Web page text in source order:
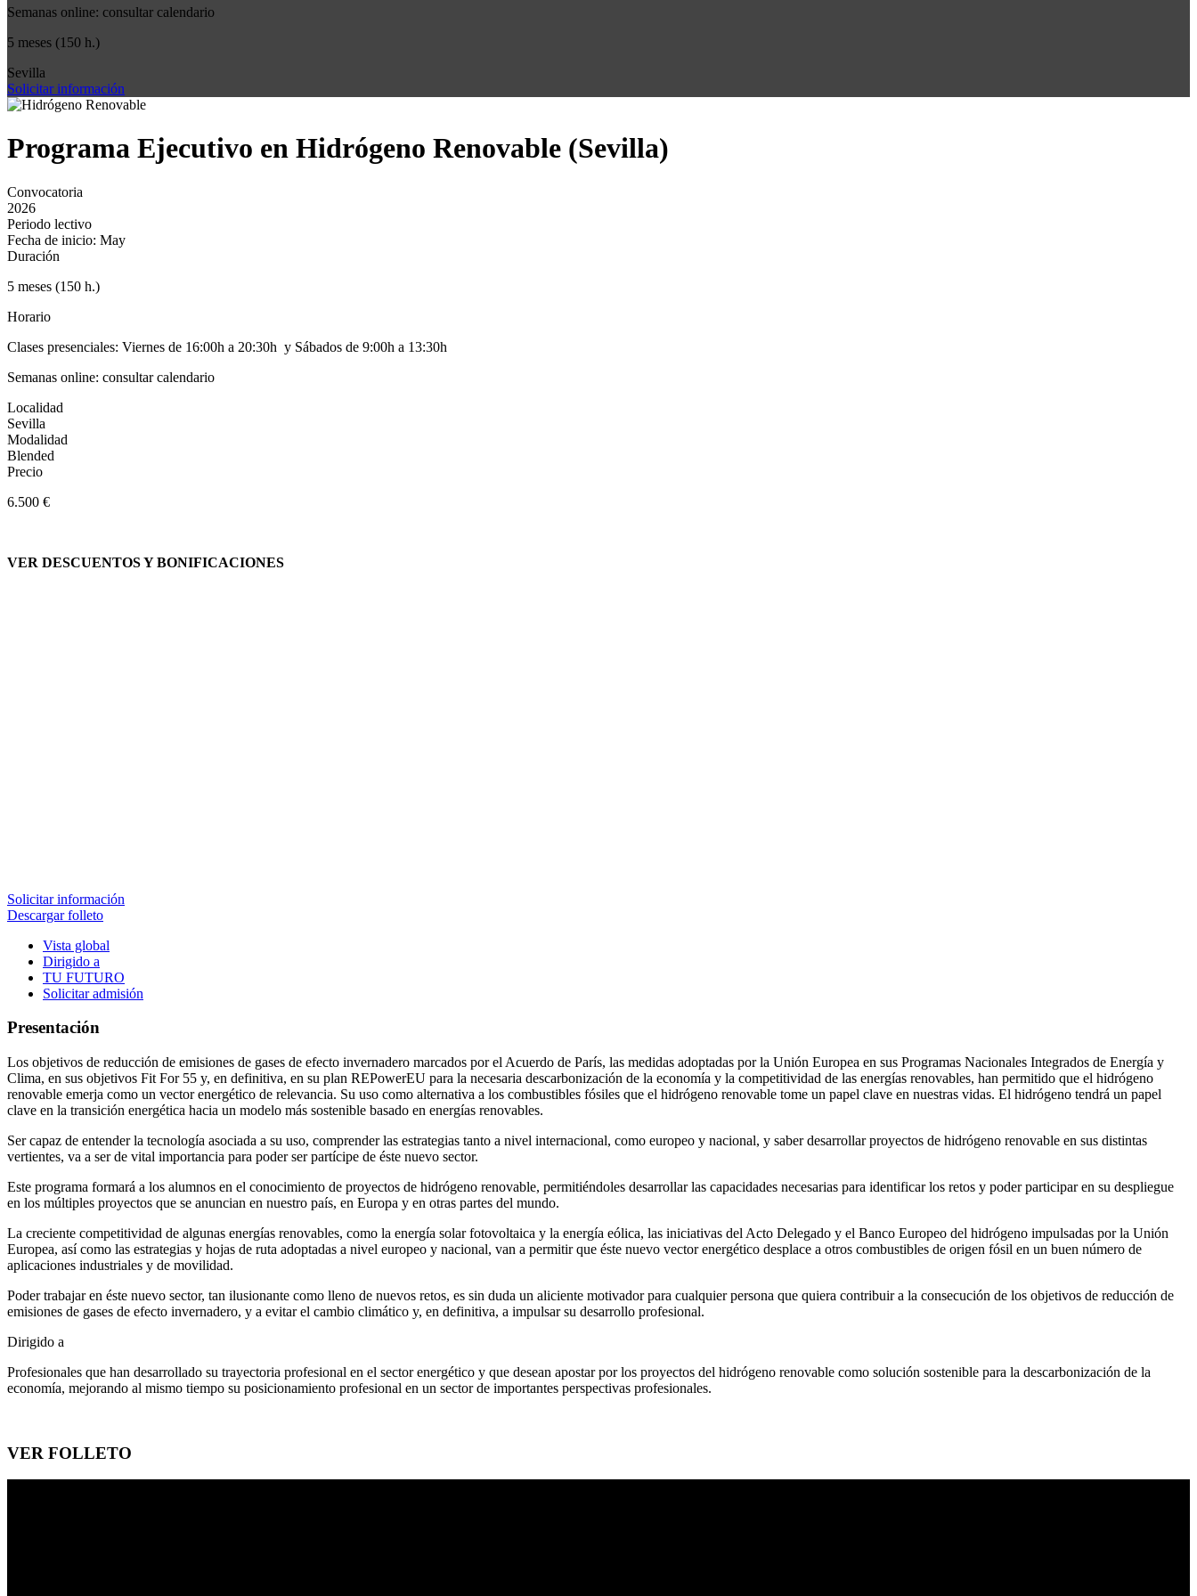
Semanas online: consultar calendario
5 meses (150 h.)
Sevilla
Solicitar información
Programa Ejecutivo en Hidrógeno Renovable (Sevilla)
Convocatoria
2026
Periodo lectivo
Fecha de inicio: May
Duración
5 meses (150 h.)
Horario
Clases presenciales: Viernes de 16:00h a 20:30h y Sábados de 9:00h a 13:30h
Semanas online: consultar calendario
Localidad
Sevilla
Modalidad
Blended
Precio
6.500 €
VER DESCUENTOS Y BONIFICACIONES
Solicitar información
Descargar folleto
Vista global
Dirigido a
TU FUTURO
Solicitar admisión
Presentación
Los objetivos de reducción de emisiones de gases de efecto invernadero marcados por el Acuerdo de París, las medidas adoptadas por la Unión Europea en sus Programas Nacionales Integrados de Energía y
Clima, en sus objetivos Fit For 55 y, en definitiva, en su plan REPowerEU para la necesaria descarbonización de la economía y la competitividad de las energías renovables, han permitido que el hidrógeno
renovable emerja como un vector energético de relevancia. Su uso como alternativa a los combustibles fósiles que el hidrógeno renovable tome un papel clave en nuestras vidas. El hidrógeno tendrá un papel
clave en la transición energética hacia un modelo más sostenible basado en energías renovables.
Ser capaz de entender la tecnología asociada a su uso, comprender las estrategias tanto a nivel internacional, como europeo y nacional, y saber desarrollar proyectos de hidrógeno renovable en sus distintas
vertientes, va a ser de vital importancia para poder ser partícipe de éste nuevo sector.
Este programa formará a los alumnos en el conocimiento de proyectos de hidrógeno renovable, permitiéndoles desarrollar las capacidades necesarias para identificar los retos y poder participar en su despliegue
en los múltiples proyectos que se anuncian en nuestro país, en Europa y en otras partes del mundo.
La creciente competitividad de algunas energías renovables, como la energía solar fotovoltaica y la energía eólica, las iniciativas del Acto Delegado y el Banco Europeo del hidrógeno impulsadas por la Unión
Europea, así como las estrategias y hojas de ruta adoptadas a nivel europeo y nacional, van a permitir que éste nuevo vector energético desplace a otros combustibles de origen fósil en un buen número de
aplicaciones industriales y de movilidad.
Poder trabajar en éste nuevo sector, tan ilusionante como lleno de nuevos retos, es sin duda un aliciente motivador para cualquier persona que quiera contribuir a la consecución de los objetivos de reducción de
emisiones de gases de efecto invernadero, y a evitar el cambio climático y, en definitiva, a impulsar su desarrollo profesional.
Dirigido a
Profesionales que han desarrollado su trayectoria profesional en el sector energético y que desean apostar por los proyectos del hidrógeno renovable como solución sostenible para la descarbonización de la
economía, mejorando al mismo tiempo su posicionamiento profesional en un sector de importantes perspectivas profesionales.
VER FOLLETO